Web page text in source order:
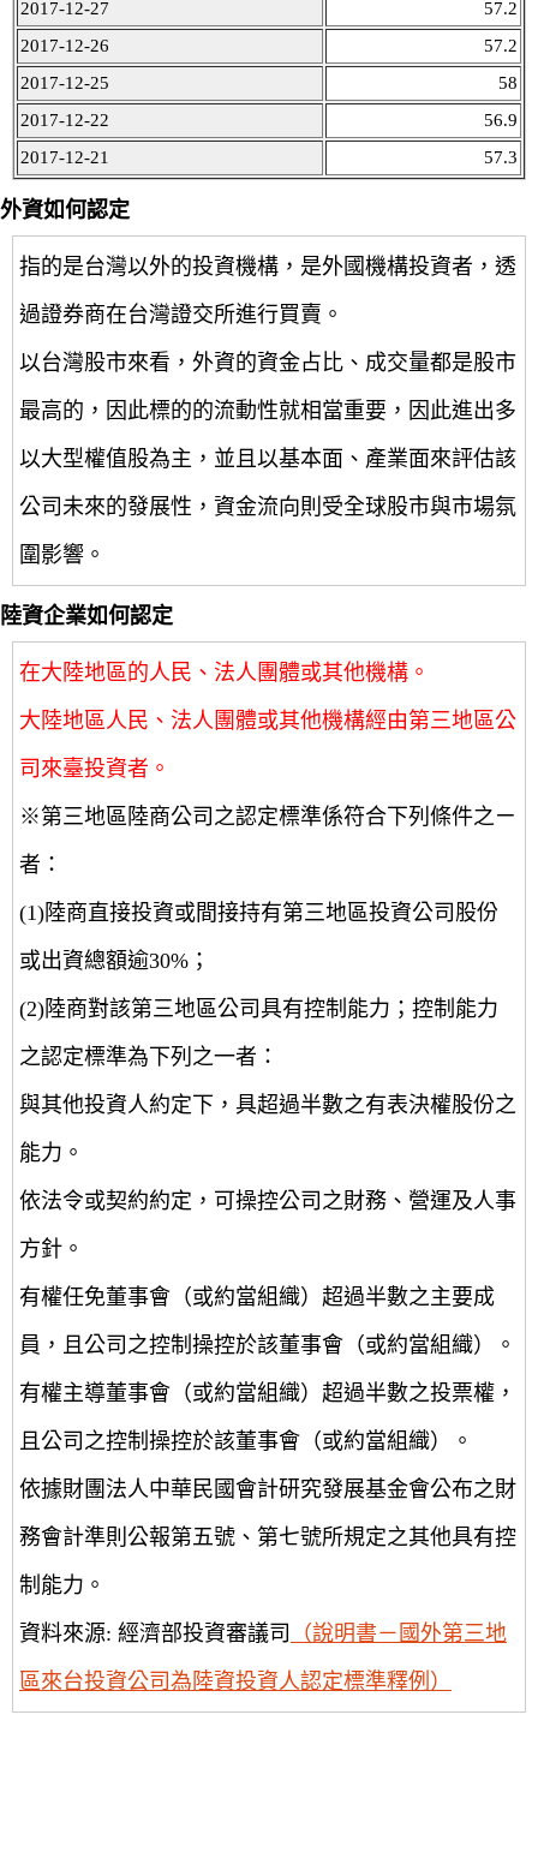
2017-12-27
57.2
2017-12-26
57.2
2017-12-25
58
2017-12-22
56.9
2017-12-21
57.3
外資如何認定
指的是台灣以外的投資機構，是外國機構投資者，透
過證券商在台灣證交所進行買賣。
以台灣股市來看，外資的資金占比、成交量都是股市
最高的，因此標的的流動性就相當重要，因此進出多
以大型權值股為主，並且以基本面、產業面來評估該
公司未來的發展性，資金流向則受全球股市與市場氛
圍影響。
陸資企業如何認定
在大陸地區的人民、法人團體或其他機構。
大陸地區人民、法人團體或其他機構經由第三地區公
司來臺投資者。
※第三地區陸商公司之認定標準係符合下列條件之ㄧ
者：
(1)陸商直接投資或間接持有第三地區投資公司股份
或出資總額逾30%；
(2)陸商對該第三地區公司具有控制能力；控制能力
之認定標準為下列之一者：
與其他投資人約定下，具超過半數之有表決權股份之
能力。
依法令或契約約定，可操控公司之財務、營運及人事
方針。
有權任免董事會（或約當組織）超過半數之主要成
員，且公司之控制操控於該董事會（或約當組織）。
有權主導董事會（或約當組織）超過半數之投票權，
且公司之控制操控於該董事會（或約當組織）。
依據財團法人中華民國會計研究發展基金會公布之財
務會計準則公報第五號、第七號所規定之其他具有控
制能力。
資料來源: 經濟部投資審議司
（說明書－國外第三地
區來台投資公司為陸資投資人認定標準釋例）